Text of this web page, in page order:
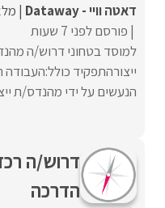
דאטה וויי - Dataway
פורסם לפני 7 שעות
למוסד בטחוני דרוש/ה
ייצורהתפקיד
הנעשים על ידי מהנדס/ת
דרוש/ה
הדרכה